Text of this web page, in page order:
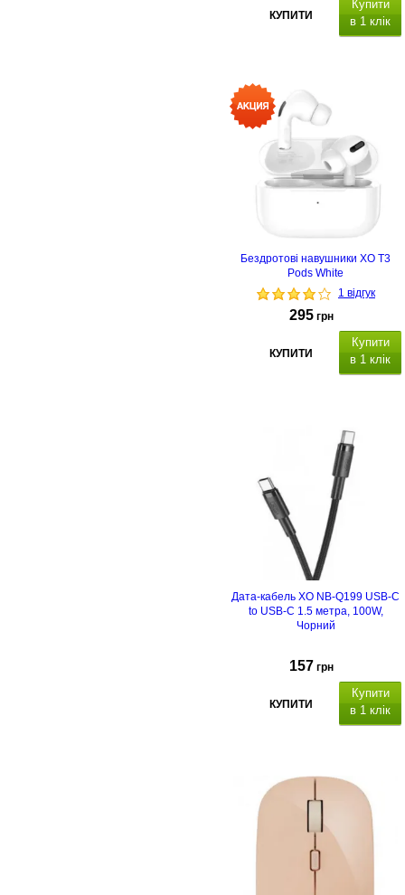
КУПИТИ
Купити
в 1 клік
Charge 3.0
Бездротові навушники XO T3
Pods White
1 відгук
295 грн
КУПИТИ
Купити
в 1 клік
Дата-кабель XO NB-Q199 USB-C
to USB-C 1.5 метра, 100W,
Чорний
157 грн
КУПИТИ
Купити
в 1 клік